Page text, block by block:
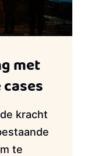
met
kracht
te